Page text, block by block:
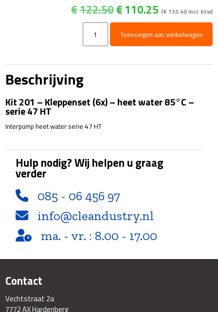
€122.50Oorspronkelijke
prijs
was:
€122.50.
€110.25 Huidige
prijs
is:
€110.25.
(€ 133.40incl. btw)
-
-
water
-
aantal
Toevoegen aan winkelwagen
Beschrijving
Kit 201 – Kleppenset (6x) – heet water 85°C –
serie 47 HT
Interpump heet water serie 47 HT
Hulp nodig? Wij helpen u graag
verder
085 - 06 456 97
info@cleandustry.nl
ma. - vr. : 8.00 - 17.00
Contact
Vechtstraat 2a
7772 AX Hardenberg